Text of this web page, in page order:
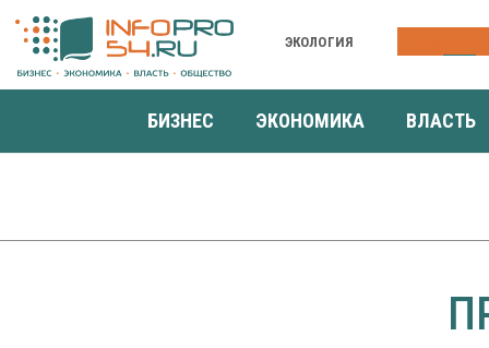
ЭКОЛОГИЯ
БИЗНЕС ЭКОНОМИКА ВЛАСТЬ